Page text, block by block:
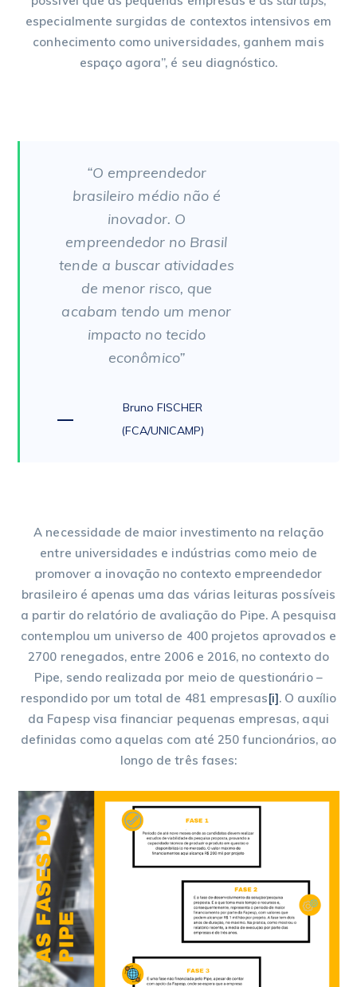
especialmente surgidas de contextos intensivos em
conhecimento como universidades, ganhem mais
espaço agora”, é seu diagnóstico.
“O empreendedor
brasileiro médio não é
inovador. O
empreendedor no Brasil
tende a buscar atividades
de menor risco, que
acabam tendo um menor
impacto no tecido
econômico”
Bruno FISCHER
(FCA/UNICAMP)
A necessidade de maior investimento na relação
entre universidades e indústrias como meio de
promover a inovação no contexto empreendedor
brasileiro é apenas uma das várias leituras possíveis
a partir do relatório de avaliação do Pipe. A pesquisa
contemplou um universo de 400 projetos aprovados e
2700 renegados, entre 2006 e 2016, no contexto do
Pipe, sendo realizada por meio de questionário –
respondido por um total de 481 empresas[i]. O auxílio
da Fapesp visa financiar pequenas empresas, aqui
definidas como aquelas com até 250 funcionários, ao
longo de três fases: